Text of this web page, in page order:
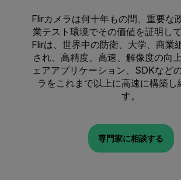
Flirカメラは何十年もの間、重要な
業テスト環境でその価値を証明して
Flirは、世界中の防衛、大学、商業
され、高精度、高速、解像度の向
ェアアプリケーション、SDKなど
ラをこれまで以上に高速に構築し
す。
専門家に相談する